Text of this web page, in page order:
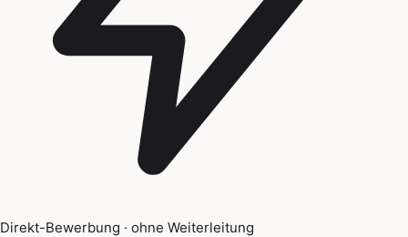
Direkt-Bewerbung · ohne Weiterleitung